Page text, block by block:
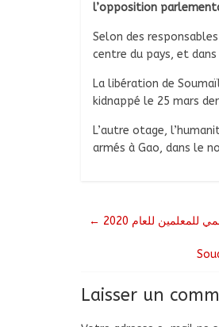
l’opposition
Selon des
centre du pays, et
La libération de
kidnappé le 25 mars
L’autre otage,
armés à Gao, dans le
← للمعلمين للعام 2020
Laisser un